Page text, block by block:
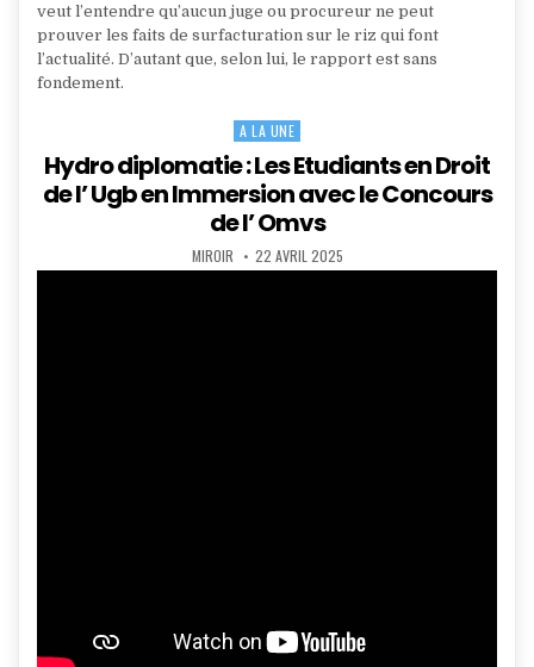
veut l’entendre qu’aucun juge ou procureur ne peut
prouver les faits de surfacturation sur le riz qui font
l’actualité. D’autant que, selon lui, le rapport est sans
fondement.
Posted
A LA UNE
Hydro diplomatie : Les Etudiants en Droit
de l’ Ugb en Immersion avec le Concours
de l’ Omvs
AUTHOR:
MIROIR PUBLISHED
DATE:
22 AVRIL 2025